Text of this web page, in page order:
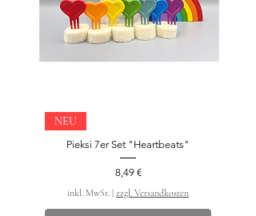
NEU
Pieksi 7er Set "Heartbeats"
Preis
8,49 €
inkl. MwSt. | zzgl. Versandkosten